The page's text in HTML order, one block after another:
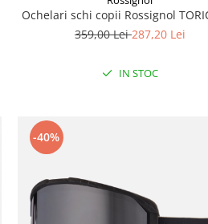
Ochelari schi copii Rossignol
359,00 Lei287,20 Lei
IN STOC
-40%